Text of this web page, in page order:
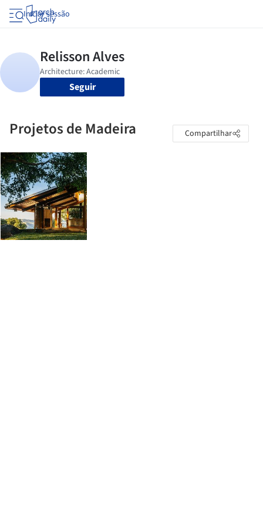
Iniciar sessão
Seguir
Projetos de Madeira Compartilhar